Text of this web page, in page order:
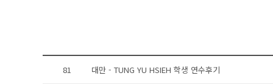
81 대만 - TUNG YU HSIEH 학생 연수후기